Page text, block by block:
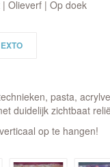
Olieverf | Op doek
pasta,
duidelijk zichtbaat
op te hangen!